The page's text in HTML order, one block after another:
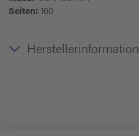
Seiten: 160
Herstellerinformation